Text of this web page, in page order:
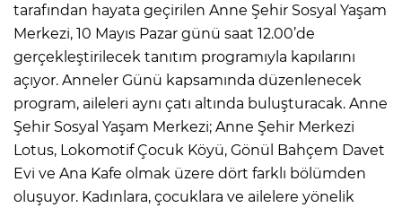
tarafından hayata geçirilen Anne Şehir Sosyal Yaşam
Merkezi, 10 Mayıs Pazar günü saat 12.00’de
gerçekleştirilecek tanıtım programıyla kapılarını
açıyor. Anneler Günü kapsamında düzenlenecek
program, aileleri aynı çatı altında buluşturacak. Anne
Şehir Sosyal Yaşam Merkezi; Anne Şehir Merkezi
Lotus, Lokomotif Çocuk Köyü, Gönül Bahçem Davet
Evi ve Ana Kafe olmak üzere dört farklı bölümden
oluşuyor. Kadınlara, çocuklara ve ailelere yönelik